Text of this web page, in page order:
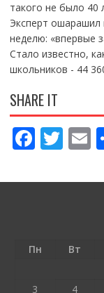
такого не было 40
Эксперт
неделю: «впервые
Стало известно,
школьников - 44
SHARE IT
F
e
o
T
itt
E
Пн Вт
3
4